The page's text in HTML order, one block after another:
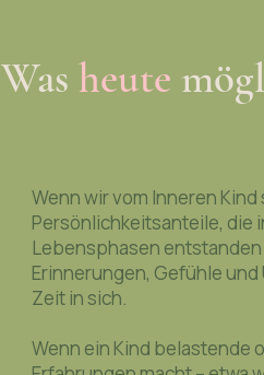
Was heute
Wenn wir vom Inneren
Persönlichkeitsanteile, die
Lebensphasen
Erinnerungen, Gefühle
Zeit in sich.
Wenn ein Kind belastende